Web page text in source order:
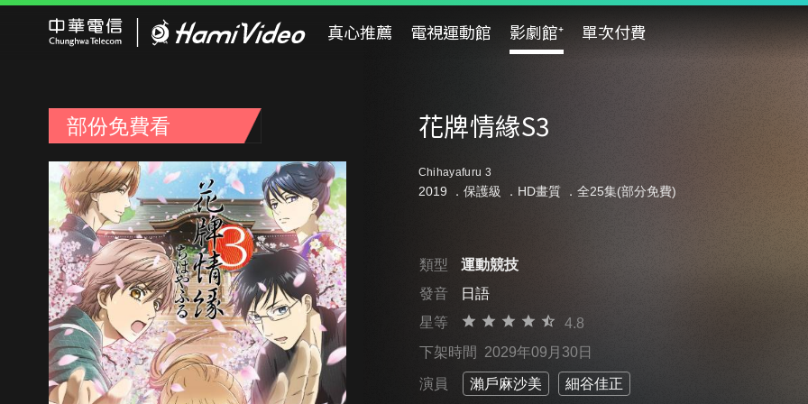
真心推薦 電視運動館 影劇館⁺ 單次付費
部份免費看 花牌情緣S3
Chihayafuru 3
2019 ． 保護級 ．HD畫質 ．全25集(部分免費)
類型
運動競技
發音
日語
星等
4.8
下架時間 2029年09月30日
演員 瀨戶麻沙美 細谷佳正